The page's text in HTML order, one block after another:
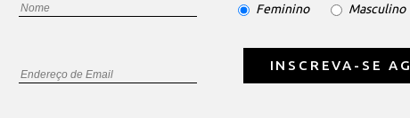
Feminino Masculino
INSCREVA-SE